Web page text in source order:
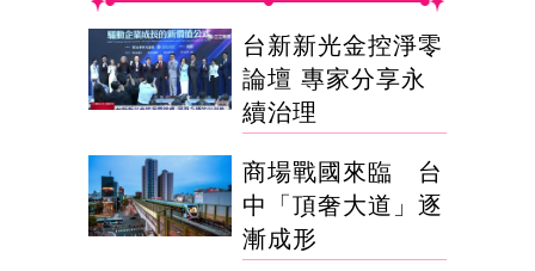
台新新光金控淨零
論壇 專家分享永
續治理
商場戰國來臨 台
中「頂奢大道」逐
漸成形